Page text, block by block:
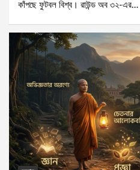
কাঁপছে ফুটবল বিশ্ব। রাউন্ড অব ৩২-এর…